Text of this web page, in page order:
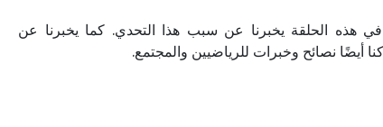
في البحر. في هذه الحلقة يخبرنا عن سبب هذا التحدي. كما يخبرنا عن
أيضًا نصائح وخبرات للرياضيين والمجتمع.